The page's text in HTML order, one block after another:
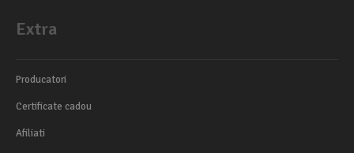
Extra
Producatori
Certificate cadou
Afiliati